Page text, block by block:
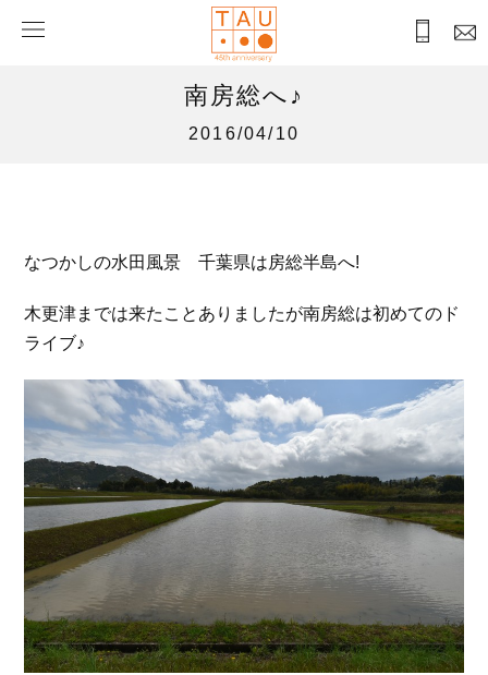
南房総へ♪
2016/04/10
なつかしの水田風景 千葉県は房総半島へ!
木更津までは来たことありましたが南房総は初めてのド
ライブ♪